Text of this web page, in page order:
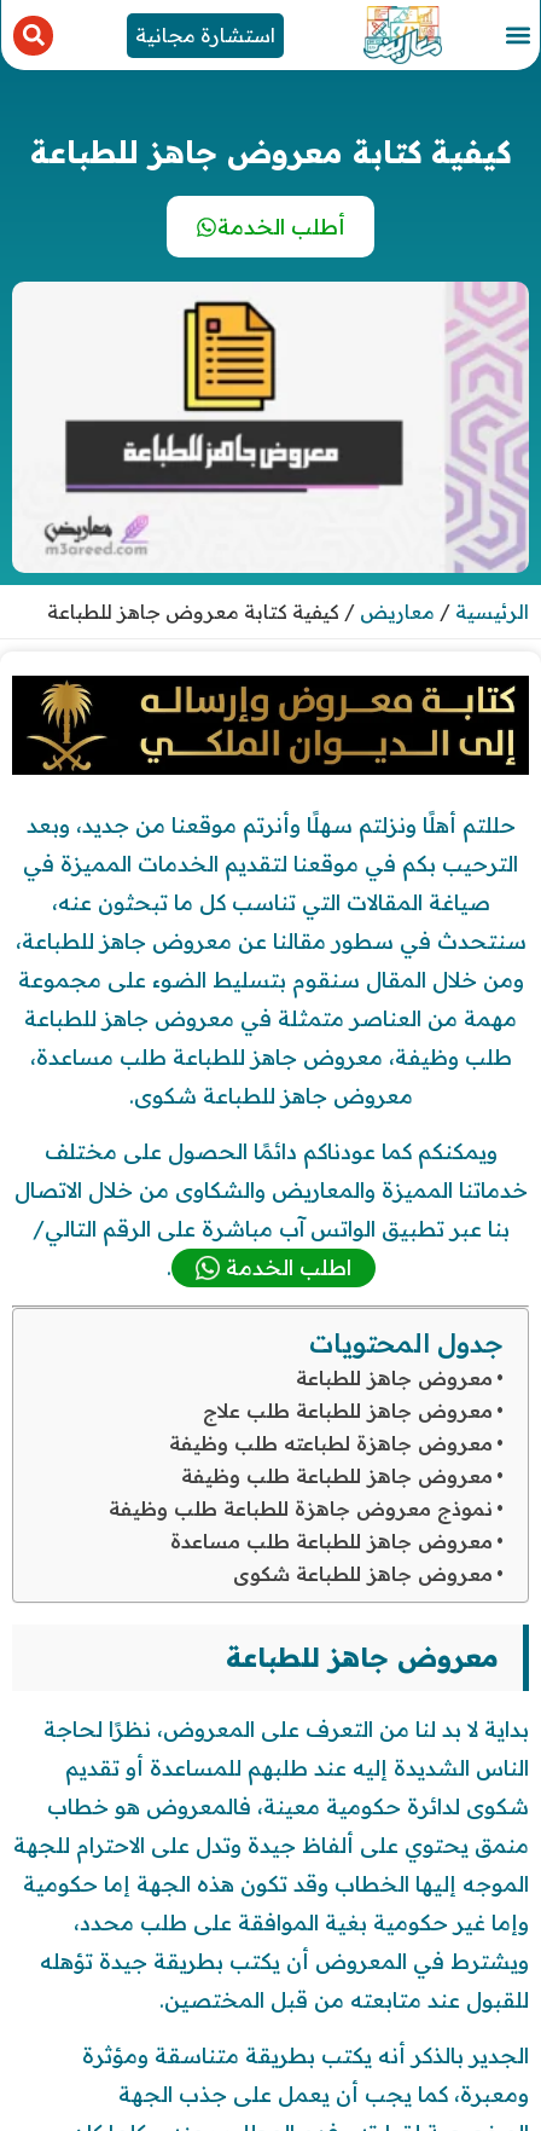
استشارة مجانية
كيفية كتابة معروض جاهز للطباعة
أطلب الخدمة
الرئيسية / معاريض / كيفية كتابة معروض جاهز للطباعة
حللتم أهلًا ونزلتم سهلًا وأنرتم موقعنا من جديد، وبعد
الترحيب بكم في موقعنا لتقديم الخدمات المميزة في
صياغة المقالات التي تناسب كل ما تبحثون عنه،
سنتحدث في سطور مقالنا عن معروض جاهز للطباعة،
ومن خلال المقال سنقوم بتسليط الضوء على مجموعة
مهمة من العناصر متمثلة في معروض جاهز للطباعة
طلب وظيفة، معروض جاهز للطباعة طلب مساعدة،
معروض جاهز للطباعة شكوى.
ويمكنكم كما عودناكم دائمًا الحصول على مختلف
خدماتنا المميزة والمعاريض والشكاوى من خلال الاتصال
بنا عبر تطبيق الواتس آب مباشرة على الرقم التالي/
اطلب الخدمة
.
جدول المحتويات
معروض جاهز للطباعة
معروض جاهز للطباعة طلب علاج
معروض جاهزة لطباعته طلب وظيفة
معروض جاهز للطباعة طلب وظيفة
نموذج معروض جاهزة للطباعة طلب وظيفة
معروض جاهز للطباعة طلب مساعدة
معروض جاهز للطباعة شكوى
معروض جاهز للطباعة
بداية لا بد لنا من التعرف على المعروض، نظرًا لحاجة
الناس الشديدة إليه عند طلبهم للمساعدة أو تقديم
شكوى لدائرة حكومية معينة، فالمعروض هو خطاب
منمق يحتوي على ألفاظ جيدة وتدل على الاحترام للجهة
الموجه إليها الخطاب وقد تكون هذه الجهة إما حكومية
وإما غير حكومية بغية الموافقة على طلب محدد،
ويشترط في المعروض أن يكتب بطريقة جيدة تؤهله
للقبول عند متابعته من قبل المختصين.
الجدير بالذكر أنه يكتب بطريقة متناسقة ومؤثرة
ومعبرة، كما يجب أن يعمل على جذب الجهة